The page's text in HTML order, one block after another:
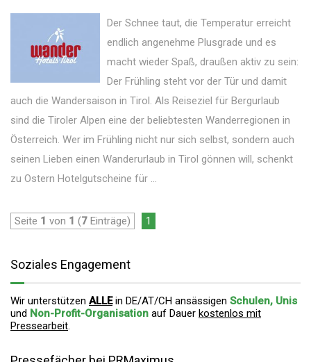
Der Schnee taut, die Temperatur erreicht
endlich angenehme Plusgrade und es
macht wieder Spaß, draußen aktiv zu sein:
Der Frühling steht vor der Tür und damit
auch die Wandersaison in Tirol. Als Reiseziel für Bergurlaub
sind die Tiroler Alpen eine der beliebtesten Wanderregionen in
Österreich. Wer im Frühling nicht nur sich selbst, sondern auch
seinen Lieben einen Wanderurlaub in Tirol gönnen will, schenkt
zu Ostern Hotelgutscheine für ...
Seite 1 von 1 (7 Einträge) 1
Soziales Engagement
Wir unterstützen ALLEin DE/AT/CH ansässigen Schulen, Unis
und Non-Profit-Organisation auf Dauer kostenlos mit
Pressearbeit.